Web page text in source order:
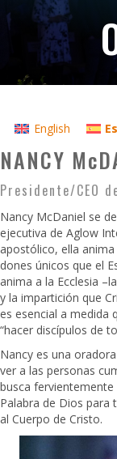
English
NANCY
Presidente/CEO
Nancy McDaniel se
ejecutiva de Aglow
apostólico, ella
dones únicos que el
anima a la Ecclesia
y la impartición que
es esencial a medida
“hacer discípulos de
Nancy es una
ver a las personas
busca fervientemente
Palabra de Dios para
al Cuerpo de Cristo.